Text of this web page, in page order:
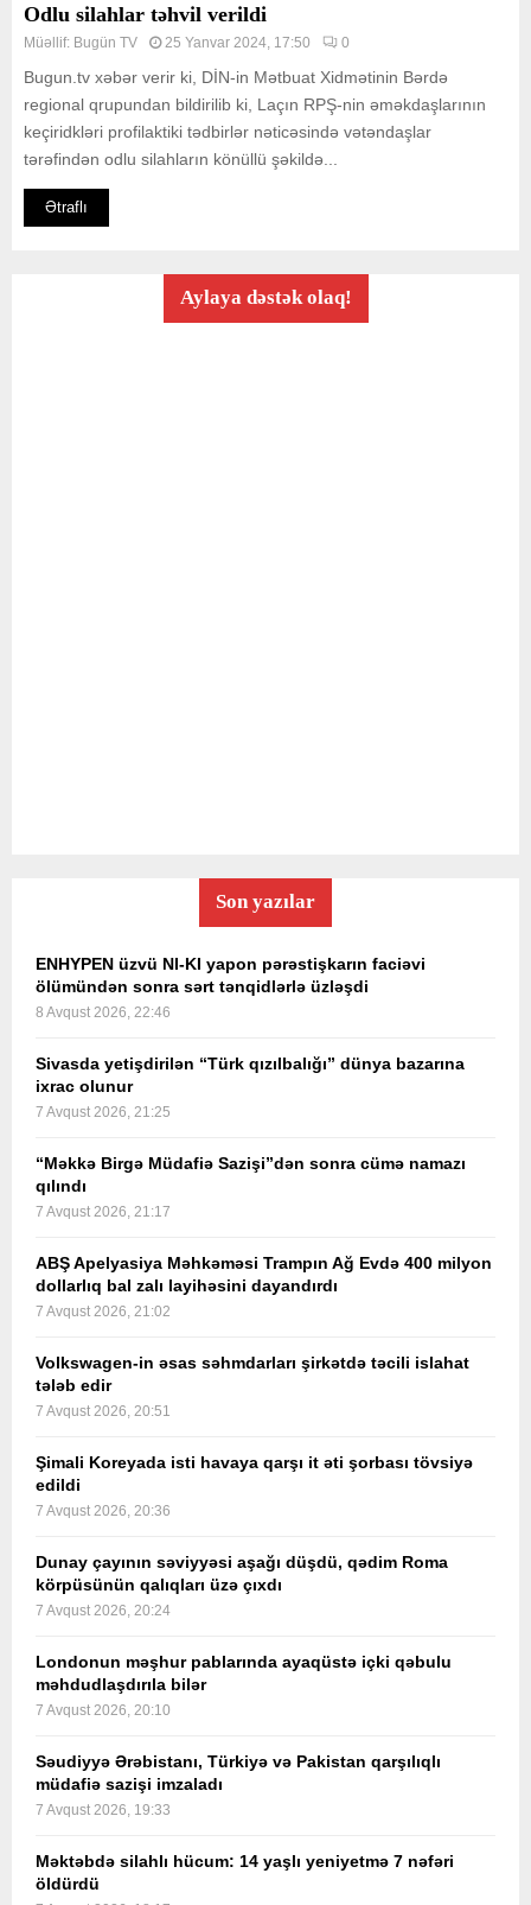
Odlu silahlar təhvil verildi
Müəllif: Bugün TV 25 Yanvar 2024, 17:50 0
Bugun.tv xəbər verir ki, DİN-in Mətbuat Xidmətinin Bərdə
regional qrupundan bildirilib ki, Laçın RPŞ-nin əməkdaşlarının
keçiridkləri profilaktiki tədbirlər nəticəsində vətəndaşlar
tərəfindən odlu silahların könüllü şəkildə...
Ətraflı
Aylaya dəstək olaq!
Son yazılar
ENHYPEN üzvü NI-KI yapon pərəstişkarın faciəvi
ölümündən sonra sərt tənqidlərlə üzləşdi
8 Avqust 2026, 22:46
Sivasda yetişdirilən “Türk qızılbalığı” dünya bazarına
ixrac olunur
7 Avqust 2026, 21:25
“Məkkə Birgə Müdafiə Sazişi”dən sonra cümə namazı
qılındı
7 Avqust 2026, 21:17
ABŞ Apelyasiya Məhkəməsi Trampın Ağ Evdə 400 milyon
dollarlıq bal zalı layihəsini dayandırdı
7 Avqust 2026, 21:02
Volkswagen-in əsas səhmdarları şirkətdə təcili islahat
tələb edir
7 Avqust 2026, 20:51
Şimali Koreyada isti havaya qarşı it əti şorbası tövsiyə
edildi
7 Avqust 2026, 20:36
Dunay çayının səviyyəsi aşağı düşdü, qədim Roma
körpüsünün qalıqları üzə çıxdı
7 Avqust 2026, 20:24
Londonun məşhur pablarında ayaqüstə içki qəbulu
məhdudlaşdırıla bilər
7 Avqust 2026, 20:10
Səudiyyə Ərəbistanı, Türkiyə və Pakistan qarşılıqlı
müdafiə sazişi imzaladı
7 Avqust 2026, 19:33
Məktəbdə silahlı hücum: 14 yaşlı yeniyetmə 7 nəfəri
öldürdü